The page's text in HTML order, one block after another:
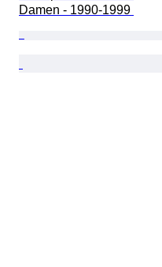
Damen - 1990-1999